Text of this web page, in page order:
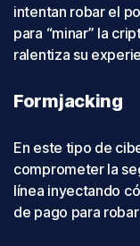
intentan robar el
para “minar” la
ralentiza su
Formjacking
En este tipo de
comprometer la
línea inyectando
de pago para